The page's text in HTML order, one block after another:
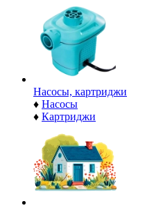
Насосы, картриджи
♦ Насосы
♦ Картриджи